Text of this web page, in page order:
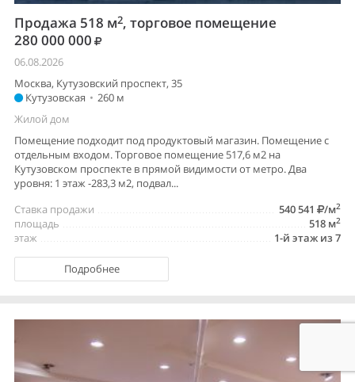
Продажа 518 м2, торговое помещение
280 000 000
06.08.2026
Москва, Кутузовский проспект, 35
Кутузовская • 260 м
Жилой дом
Помещение подходит под продуктовый магазин. Помещение с
отдельным входом. Торговое помещение 517,6 м2 на
Кутузовском проспекте в прямой видимости от метро. Два
уровня: 1 этаж -283,3 м2, подвал...
540 541
/м2
Ставка продажи
518 м2
площадь
1-й этаж из 7
этаж
Подробнее